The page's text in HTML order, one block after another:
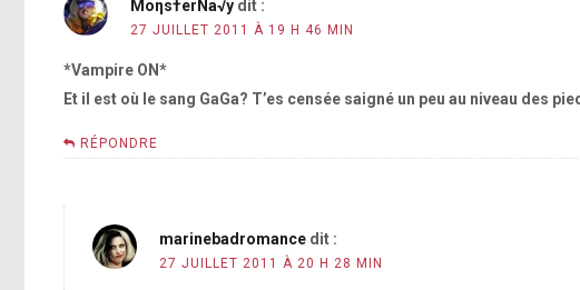
Moηs†erNa√y dit :
27 JUILLET 2011 À 19 H 46 MIN
*Vampire ON*
Et il est où le sang GaGa? T’es censée saigné un peu au niveau des
RÉPONDRE
marinebadromance dit :
27 JUILLET 2011 À 20 H 28 MIN